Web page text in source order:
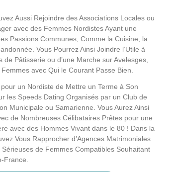
Aussi Rejoindre des Associations Locales ou
avec des Femmes Nordistes Ayant une
Passions Communes, Comme la Cuisine, la
Vous Pourrez Ainsi Joindre l’Utile à
de Pâtisserie ou d’une Marche sur Avelesges,
avec Qui le Courant Passe Bien.
un Nordiste de Mettre un Terme à Son
les Speeds Dating Organisés par un Club de
Municipale ou Samarienne. Vous Aurez Ainsi
de Nombreuses Célibataires Prêtes pour une
avec des Hommes Vivant dans le 80 ! Dans la
Vous Rapprocher d’Agences Matrimoniales
de Femmes Compatibles Souhaitant
France.